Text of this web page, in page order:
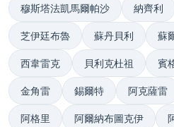
穆斯塔法凱馬爾帕沙 納齊利
芝伊廷布魯 蘇丹貝利 蘇
西韋雷克 貝利克杜祖 賓
金角雷 錫爾特 阿克薩雷
阿格里 阿爾納布圖克伊